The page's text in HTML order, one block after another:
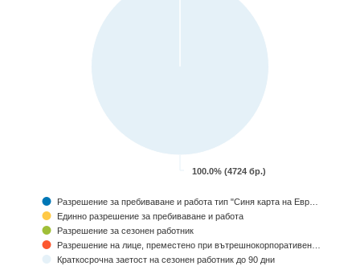
View as data table, Chart
100.0% (4724 бр.)
Разрешение за пребиваване и работа тип "Синя карта на Евр…
Единно разрешение за пребиваване и работа
Разрешение за сезонен работник
Разрешение на лице, преместено при вътрешнокорпоративен…
Краткосрочна заетост на сезонен работник до 90 дни